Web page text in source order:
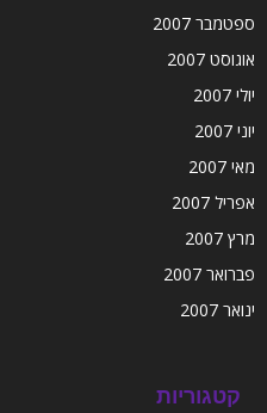
ספטמבר 2007
אוגוסט 2007
יולי 2007
יוני 2007
מאי 2007
אפריל 2007
מרץ 2007
פברואר 2007
ינואר 2007
קטגוריות